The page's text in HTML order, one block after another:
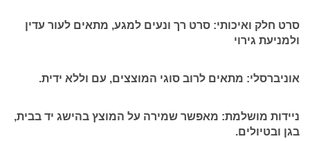
סרט חלק ואיכותי: סרט רך ונעים למגע, מתאים לעור עדין
ולמניעת גירוי
אוניברסלי: מתאים לרוב סוגי המוצצים, עם וללא ידית.
ניידות מושלמת: מאפשר שמירה על המוצץ בהישג יד בבית,
בגן ובטיולים.